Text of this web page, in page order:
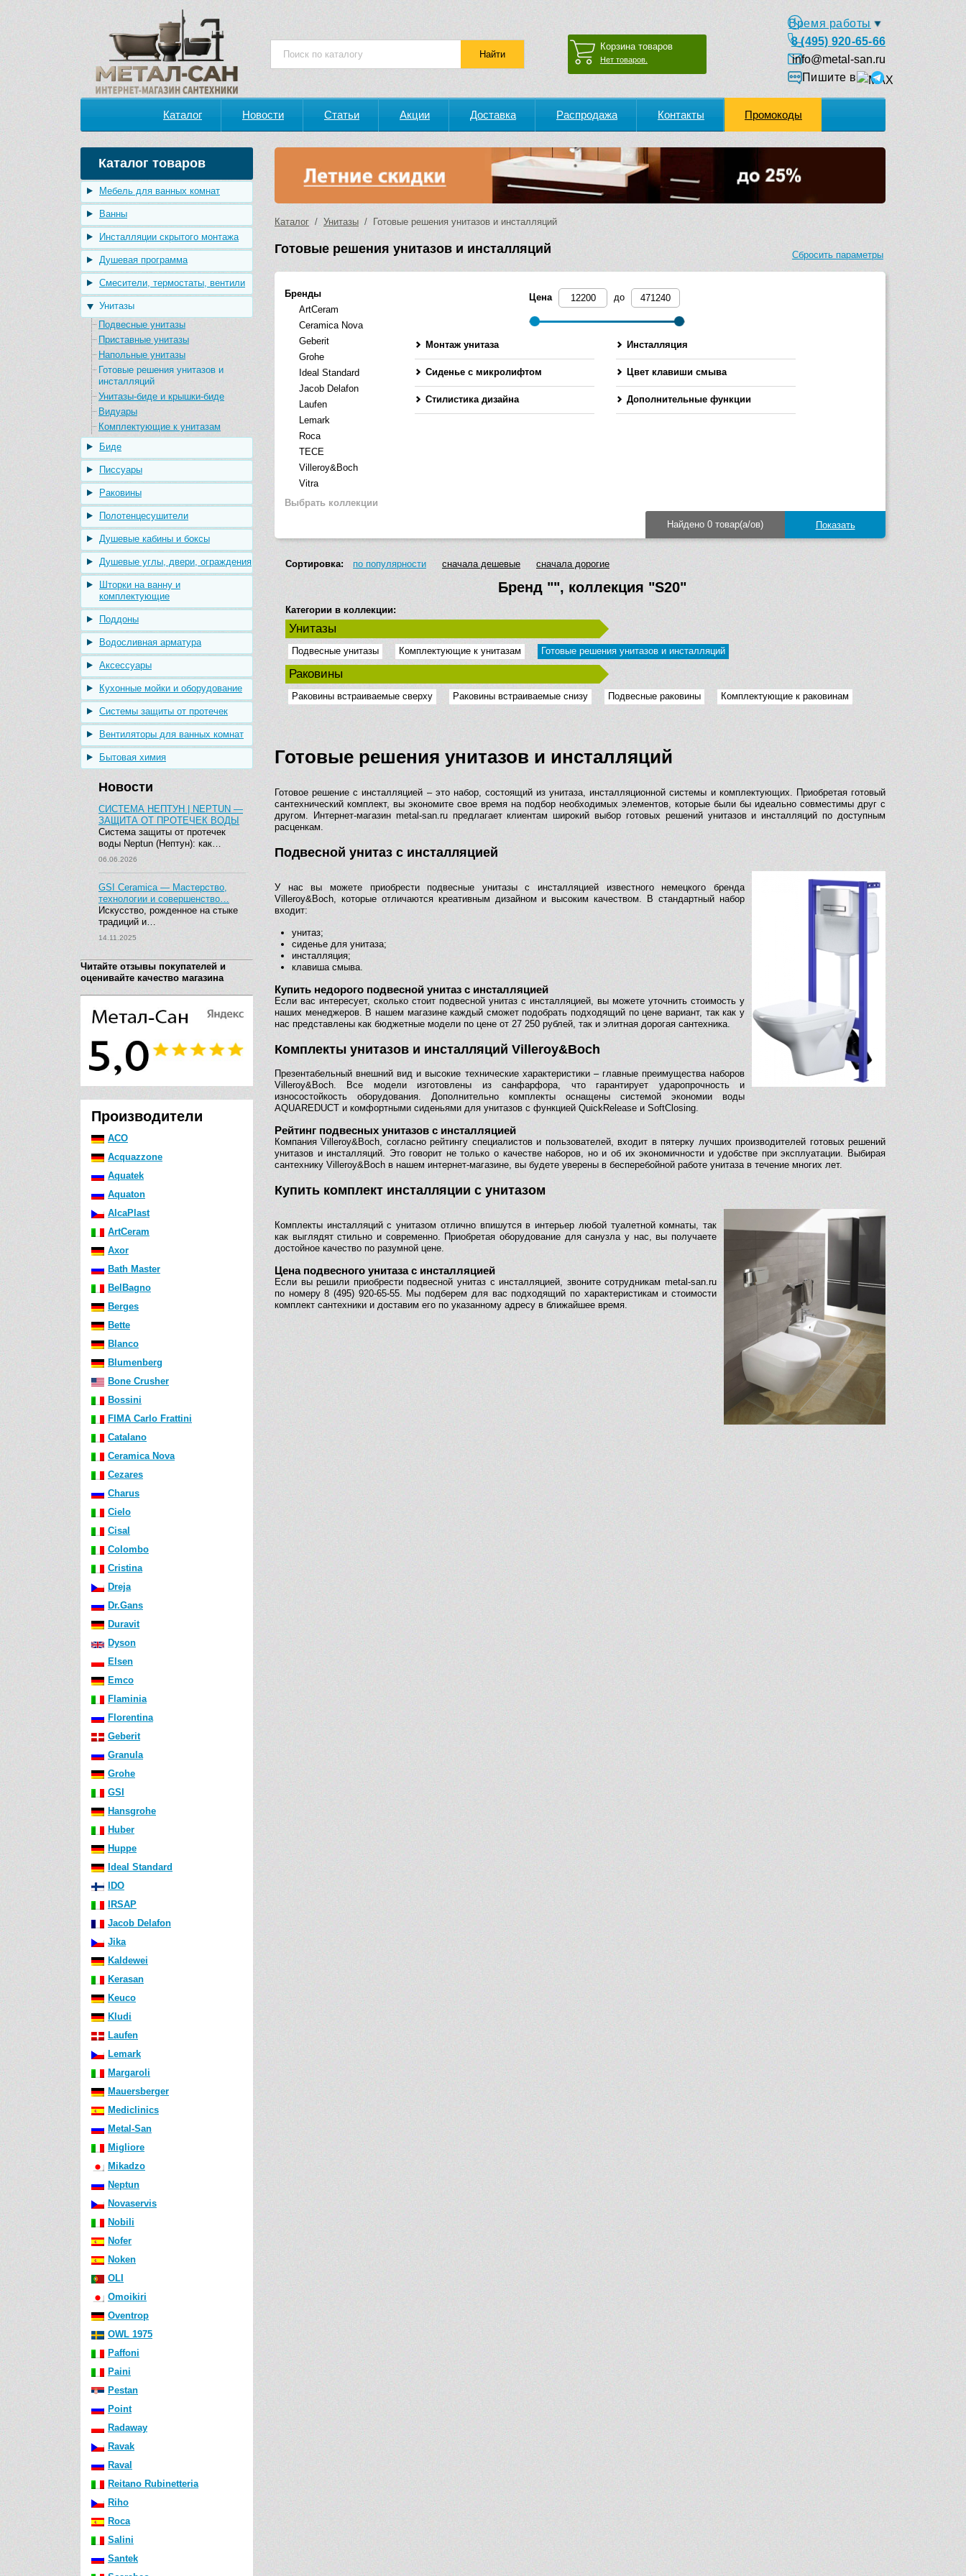
Корзина товаров
Нет товаров.
Время работы
8 (495) 920-65-66
info@metal-san.ru
Пишите в
Каталог Новости Статьи Акции Доставка Распродажа Контакты Промокоды
Каталог товаров
Мебель для ванных комнат
Ванны
Инсталляции скрытого монтажа
Душевая программа
Смесители, термостаты, вентили
Унитазы
Подвесные унитазы
Приставные унитазы
Напольные унитазы
Готовые решения унитазов и
инсталляций
Унитазы-биде и крышки-биде
Видуары
Комплектующие к унитазам
Биде
Писсуары
Раковины
Полотенцесушители
Душевые кабины и боксы
Душевые углы, двери, ограждения
Шторки на ванну и
комплектующие
Поддоны
Водосливная арматура
Аксессуары
Кухонные мойки и оборудование
Системы защиты от протечек
Вентиляторы для ванных комнат
Бытовая химия
Новости
СИСТЕМА НЕПТУН | NEPTUN —
ЗАЩИТА ОТ ПРОТЕЧЕК ВОДЫ
Система защиты от протечек
воды Neptun (Нептун): как…
06.06.2026
GSI Ceramica — Мастерство,
технологии и совершенство…
Искусство, рожденное на стыке
традиций и…
14.11.2025
Читайте отзывы покупателей и
оценивайте качество магазина
Производители
ACO
Acquazzone
Aquatek
Aquaton
AlcaPlast
ArtCeram
Axor
Bath Master
BelBagno
Berges
Bette
Blanco
Blumenberg
Bone Crusher
Bossini
FIMA Carlo Frattini
Catalano
Ceramica Nova
Cezares
Charus
Cielo
Cisal
Colombo
Cristina
Dreja
Dr.Gans
Duravit
Dyson
Elsen
Emco
Flaminia
Florentina
Geberit
Granula
Grohe
GSI
Hansgrohe
Huber
Huppe
Ideal Standard
IDO
IRSAP
Jacob Delafon
Jika
Kaldewei
Kerasan
Keuco
Kludi
Laufen
Lemark
Margaroli
Mauersberger
Mediclinics
Metal-San
Migliore
Mikadzo
Neptun
Novaservis
Nobili
Nofer
Noken
OLI
Omoikiri
Oventrop
OWL 1975
Paffoni
Paini
Pestan
Point
Radaway
Ravak
Raval
Reitano Rubinetteria
Riho
Roca
Salini
Santek
Каталог / Унитазы / Готовые решения унитазов и инсталляций
Готовые решения унитазов и инсталляций Сбросить параметры
Бренды
ArtCeram
Ceramica Nova
Geberit
Grohe
Ideal Standard
Jacob Delafon
Laufen
Lemark
Roca
TECE
Villeroy&Boch
Vitra
Выбрать коллекции
Цена до
Монтаж унитаза Инсталляция
Сиденье с микролифтом Цвет клавиши смыва
Стилистика дизайна Дополнительные функции
Найдено 0 товар(а/ов)
Сортировка: по популярности сначала дешевые сначала дорогие
Бренд "", коллекция "S20"
Категории в коллекции:
Унитазы
Подвесные унитазы Комплектующие к унитазам Готовые решения унитазов и инсталляций
Раковины
Раковины встраиваемые сверху Раковины встраиваемые снизу Подвесные раковины Комплектующие к раковинам
Готовые решения унитазов и инсталляций
Готовое решение с инсталляцией – это набор, состоящий из унитаза, инсталляционной системы и комплектующих. Приобретая готовый
сантехнический комплект, вы экономите свое время на подбор необходимых элементов, которые были бы идеально совместимы друг с
другом. Интернет-магазин metal-san.ru предлагает клиентам широкий выбор готовых решений унитазов и инсталляций по доступным
расценкам.
Подвесной унитаз с инсталляцией
У нас вы можете приобрести подвесные унитазы с инсталляцией известного немецкого бренда
Villeroy&Boch, которые отличаются креативным дизайном и высоким качеством. В стандартный набор
входит:
унитаз;
сиденье для унитаза;
инсталляция;
клавиша смыва.
Купить недорого подвесной унитаз с инсталляцией
Если вас интересует, сколько стоит подвесной унитаз с инсталляцией, вы можете уточнить стоимость у
наших менеджеров. В нашем магазине каждый сможет подобрать подходящий по цене вариант, так как у
нас представлены как бюджетные модели по цене от 27 250 рублей, так и элитная дорогая сантехника.
Комплекты унитазов и инсталляций Villeroy&Boch
Презентабельный внешний вид и высокие технические характеристики – главные преимущества наборов
Villeroy&Boch. Все модели изготовлены из санфарфора, что гарантирует ударопрочность и
износостойкость оборудования. Дополнительно комплекты оснащены системой экономии воды
AQUAREDUCT и комфортными сиденьями для унитазов с функцией QuickRelease и SoftClosing.
Рейтинг подвесных унитазов с инсталляцией
Компания Villeroy&Boch, согласно рейтингу специалистов и пользователей, входит в пятерку лучших производителей готовых решений
унитазов и инсталляций. Это говорит не только о качестве наборов, но и об их экономичности и удобстве при эксплуатации. Выбирая
сантехнику Villeroy&Boch в нашем интернет-магазине, вы будете уверены в бесперебойной работе унитаза в течение многих лет.
Купить комплект инсталляции с унитазом
Комплекты инсталляций с унитазом отлично впишутся в интерьер любой туалетной комнаты, так
как выглядят стильно и современно. Приобретая оборудование для санузла у нас, вы получаете
достойное качество по разумной цене.
Цена подвесного унитаза с инсталляцией
Если вы решили приобрести подвесной унитаз с инсталляцией, звоните сотрудникам metal-san.ru
по номеру 8 (495) 920-65-55. Мы подберем для вас подходящий по характеристикам и стоимости
комплект сантехники и доставим его по указанному адресу в ближайшее время.